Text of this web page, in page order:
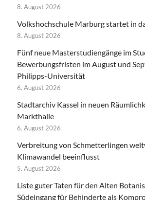
8. August 2026
Volkshochschule Marburg startet in
8. August 2026
Fünf neue Masterstudiengänge im
Bewerbungsfristen im August und
Philipps-Universität
6. August 2026
Stadtarchiv Kassel in neuen
Markthalle
6. August 2026
Verbreitung von Schmetterlingen
Klimawandel beeinflusst
5. August 2026
Liste guter Taten für den Alten
Südeingang für Behinderte als